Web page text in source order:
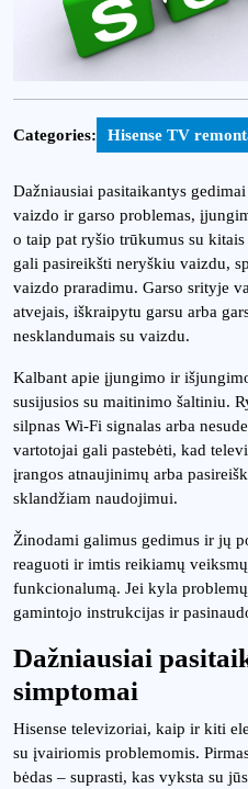
Categories: Hisense TV
Dažniausiai pasitaikantys
vaizdo ir garso problemas,
o taip pat ryšio trūkumus su
gali pasireikšti neryškiu vaizdu,
vaizdo praradimu. Garso srityje
atvejais, iškraipytu garsu arba
nesklandumais su vaizdu.
Kalbant apie įjungimo ir
susijusios su maitinimo šaltiniu.
silpnas Wi-Fi signalas arba
vartotojai gali pastebėti, kad
įrangos atnaujinimų arba
sklandžiam naudojimui.
Žinodami galimus gedimus ir jų
reaguoti ir imtis reikiamų
funkcionalumą. Jei kyla
gamintojo instrukcijas ir
Dažniausiai
simptomai
Hisense televizoriai, kaip ir kiti
su įvairiomis problemomis.
bėdas – suprasti, kas vyksta su